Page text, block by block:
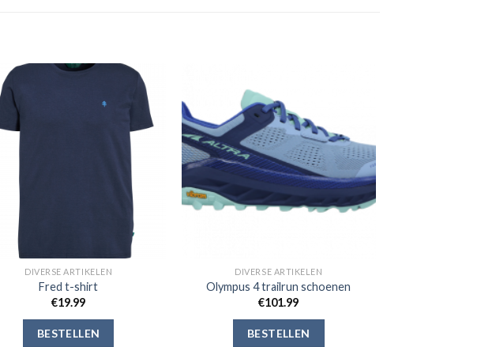
Toevoegen
verlanglijst
DIVERSE ARTIKELEN
Fred t-shirt
€19.99
BESTELLEN
verlanglijst
DIVERSE ARTIKELEN
Olympus 4 trailrun schoenen
€101.99
BESTELLEN